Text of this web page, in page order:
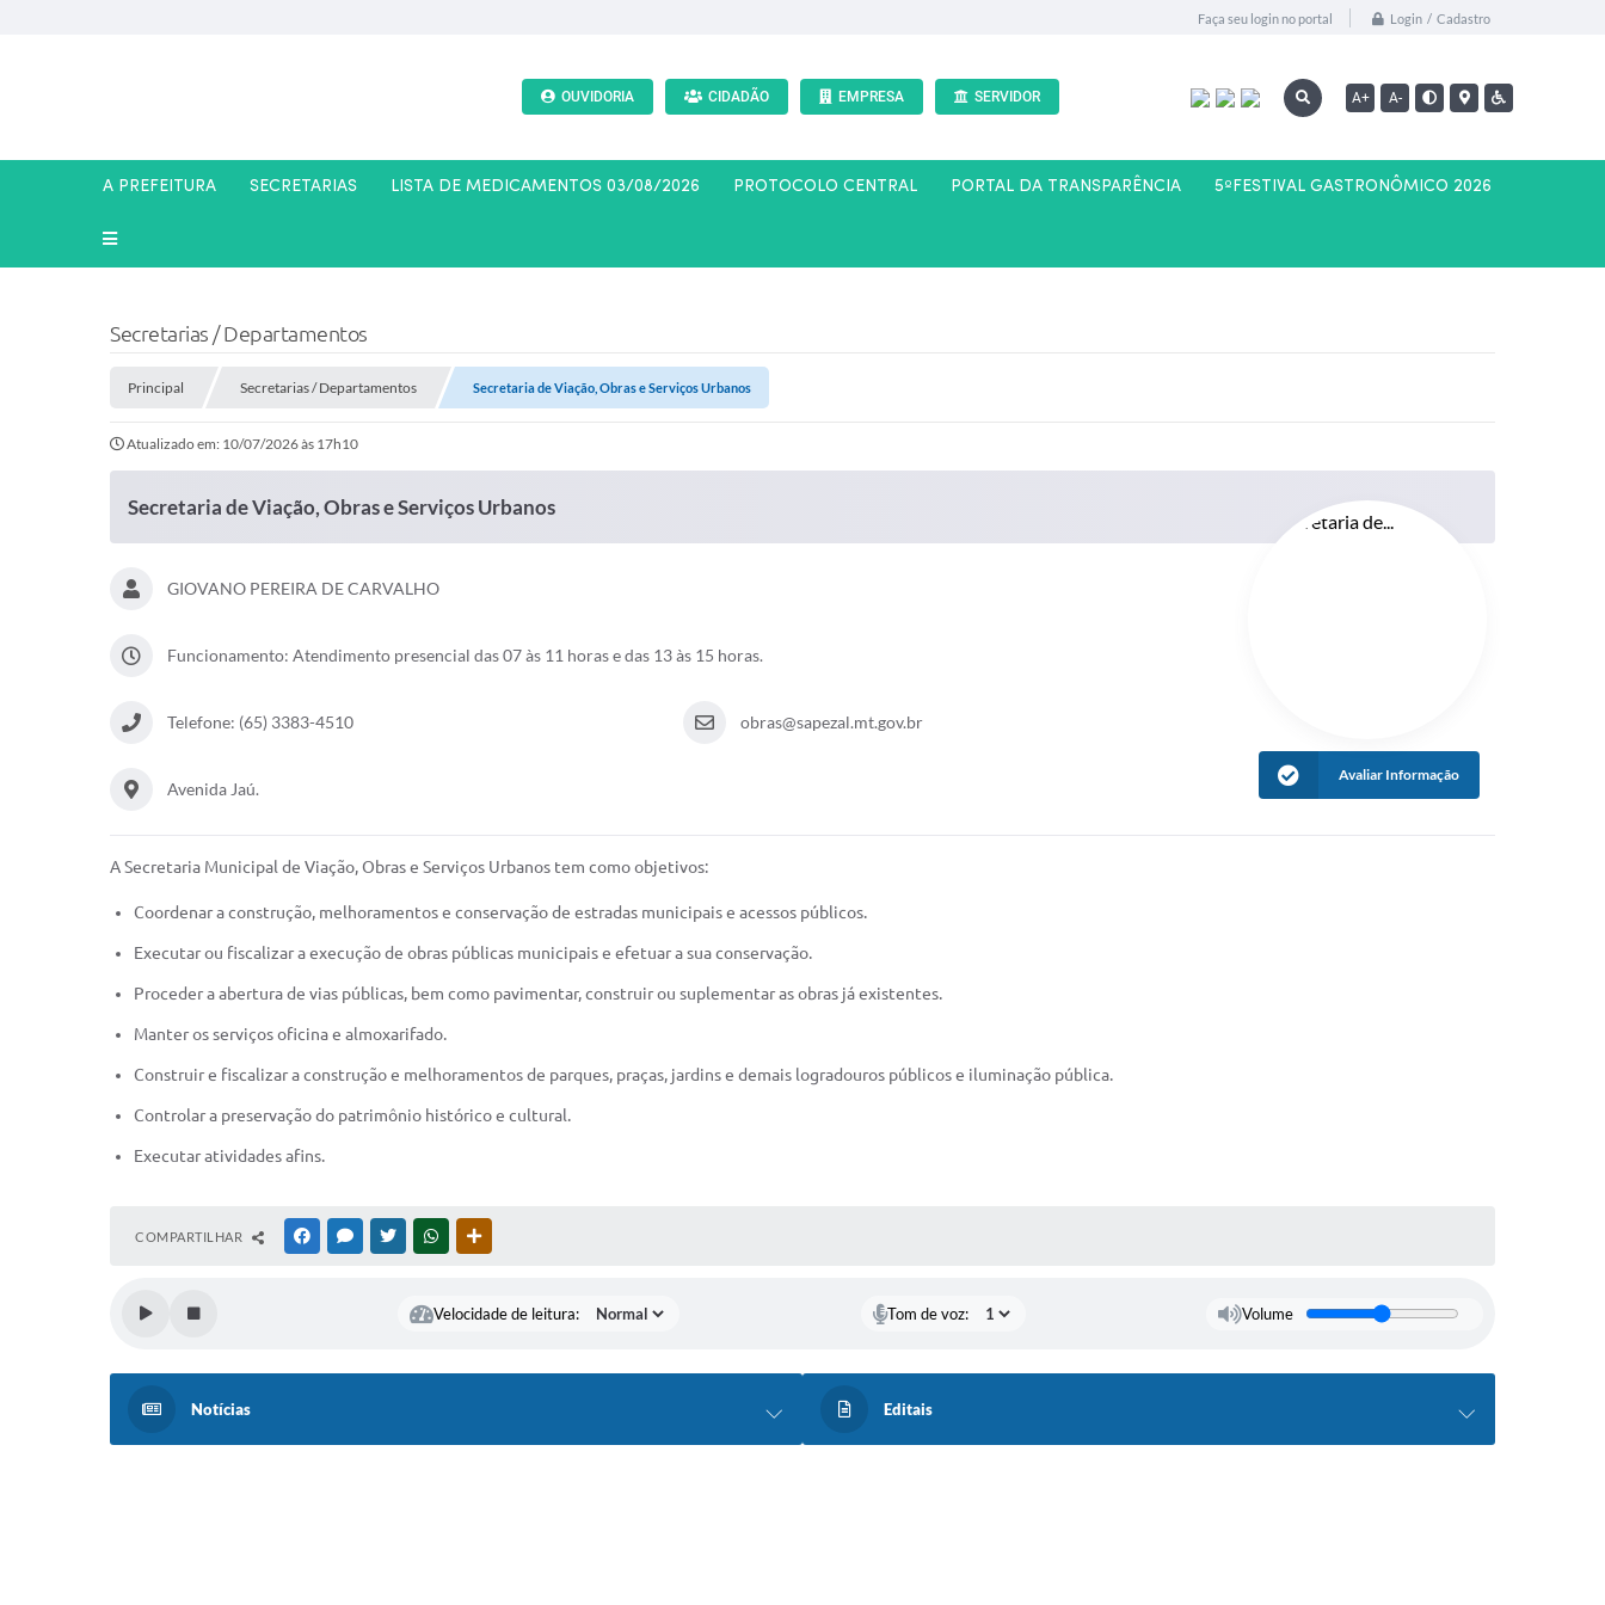
Faça seu login no portal Login / Cadastro
OUVIDORIA CIDADÃO EMPRESA SERVIDOR A+ A-
A PREFEITURA SECRETARIAS LISTA DE MEDICAMENTOS 03/08/2026 PROTOCOLO CENTRAL PORTAL DA TRANSPARÊNCIA 5ºFESTIVAL GASTRONÔMICO 2026
Secretarias / Departamentos
Principal Secretarias / Departamentos Secretaria de Viação, Obras e Serviços Urbanos
Atualizado em: 10/07/2026 às 17h10
Secretaria de Viação, Obras e Serviços Urbanos
GIOVANO PEREIRA DE CARVALHO
Funcionamento: Atendimento presencial das 07 às 11 horas e das 13 às 15 horas.
Telefone: (65) 3383-4510 obras@sapezal.mt.gov.br
Avenida Jaú.
Avaliar Informação
A Secretaria Municipal de Viação, Obras e Serviços Urbanos tem como objetivos:
Coordenar a construção, melhoramentos e conservação de estradas municipais e acessos públicos.
Executar ou fiscalizar a execução de obras públicas municipais e efetuar a sua conservação.
Proceder a abertura de vias públicas, bem como pavimentar, construir ou suplementar as obras já existentes.
Manter os serviços oficina e almoxarifado.
Construir e fiscalizar a construção e melhoramentos de parques, praças, jardins e demais logradouros públicos e iluminação pública.
Controlar a preservação do patrimônio histórico e cultural.
Executar atividades afins.
COMPARTILHAR FACEBOOKMESSENGER
TWITTERWHATSAPP
Velocidade de leitura: Tom de voz: Volume
Notícias Editais